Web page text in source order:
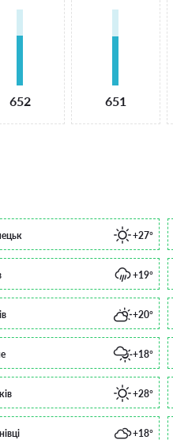
652 651
+27°
+19°
+20°
+18°
+28°
+18°